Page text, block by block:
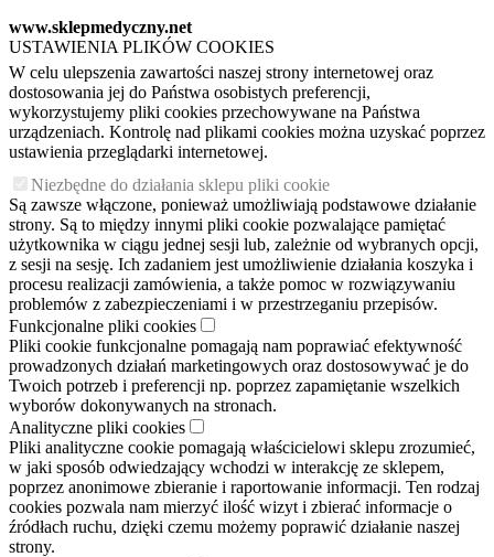
www.sklepmedyczny.net
USTAWIENIA PLIKÓW COOKIES
W celu ulepszenia zawartości naszej strony internetowej oraz
dostosowania jej do Państwa osobistych preferencji,
wykorzystujemy pliki cookies przechowywane na Państwa
urządzeniach. Kontrolę nad plikami cookies można uzyskać poprzez
ustawienia przeglądarki internetowej.
Niezbędne do działania sklepu pliki cookie
Są zawsze włączone, ponieważ umożliwiają podstawowe działanie
strony. Są to między innymi pliki cookie pozwalające pamiętać
użytkownika w ciągu jednej sesji lub, zależnie od wybranych opcji,
z sesji na sesję. Ich zadaniem jest umożliwienie działania koszyka i
procesu realizacji zamówienia, a także pomoc w rozwiązywaniu
problemów z zabezpieczeniami i w przestrzeganiu przepisów.
Funkcjonalne pliki cookies
Pliki cookie funkcjonalne pomagają nam poprawiać efektywność
prowadzonych działań marketingowych oraz dostosowywać je do
Twoich potrzeb i preferencji np. poprzez zapamiętanie wszelkich
wyborów dokonywanych na stronach.
Analityczne pliki cookies
Pliki analityczne cookie pomagają właścicielowi sklepu zrozumieć,
w jaki sposób odwiedzający wchodzi w interakcję ze sklepem,
poprzez anonimowe zbieranie i raportowanie informacji. Ten rodzaj
cookies pozwala nam mierzyć ilość wizyt i zbierać informacje o
źródłach ruchu, dzięki czemu możemy poprawić działanie naszej
strony.